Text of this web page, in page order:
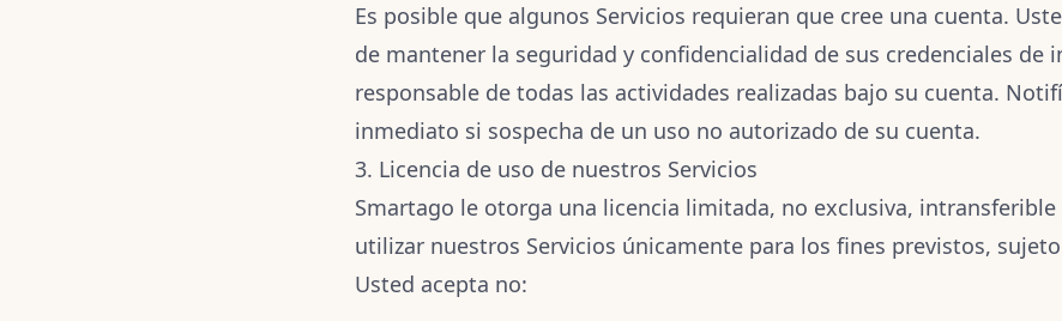
Es posible que algunos Servicios requieran que cree una cuenta.
de mantener la seguridad y confidencialidad de sus credenciales de
responsable de todas las actividades realizadas bajo su cuenta.
inmediato si sospecha de un uso no autorizado de su cuenta.
3. Licencia de uso de nuestros Servicios
Smartago le otorga una licencia limitada, no exclusiva, intransferible
utilizar nuestros Servicios únicamente para los fines previstos,
Usted acepta no: